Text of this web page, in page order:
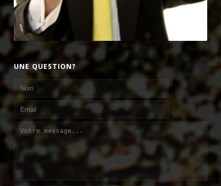
UNE QUESTION?